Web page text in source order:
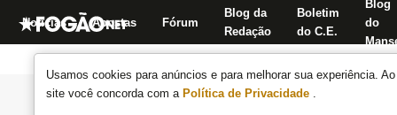
Usamos cookies para anúncios e para melhorar sua experiência.
site você concorda com a Política de Privacidade .
Notícias Apostas Fórum
Blog da
Redação
Boletim
do C.E.
Blog
do